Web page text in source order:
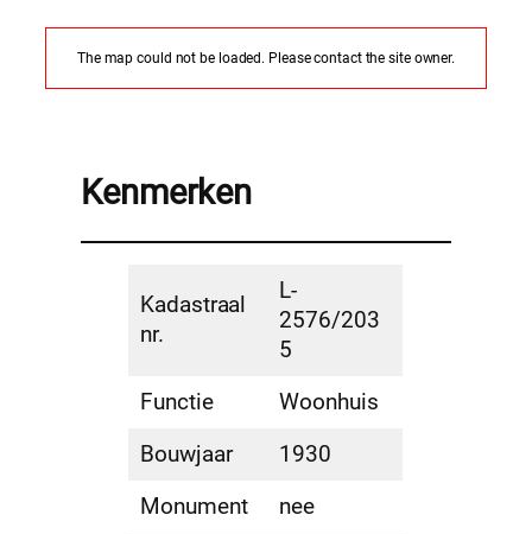
The map could not be loaded. Please contact the site owner.
Kenmerken
Kadastraal
nr.
L-
2576/203
5
Functie
Woonhuis
Bouwjaar
1930
Monument
nee